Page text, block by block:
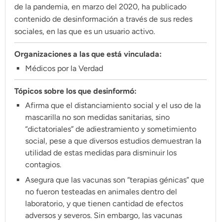
Comprueba
Climatopedia
Medio ambiente
Salud mental
Género
Sobremesa
FORMATOS
Entrevistas
Opinión
Biblioterapia
Cartas y réplicas
de la pandemia, en marzo del 2020, ha publicado
contenido de desinformación a través de sus redes
sociales, en las que es un usuario activo.
Organizaciones a las que está vinculada:
Médicos por la Verdad
Tópicos sobre los que desinformó:
Afirma que el distanciamiento social y el uso de la
mascarilla no son medidas sanitarias, sino
“dictatoriales” de adiestramiento y sometimiento
social, pese a que diversos estudios demuestran la
utilidad de estas medidas para disminuir los
contagios.
Asegura que las vacunas son “terapias génicas” que
no fueron testeadas en animales dentro del
laboratorio, y que tienen cantidad de efectos
adversos y severos. Sin embargo, las vacunas